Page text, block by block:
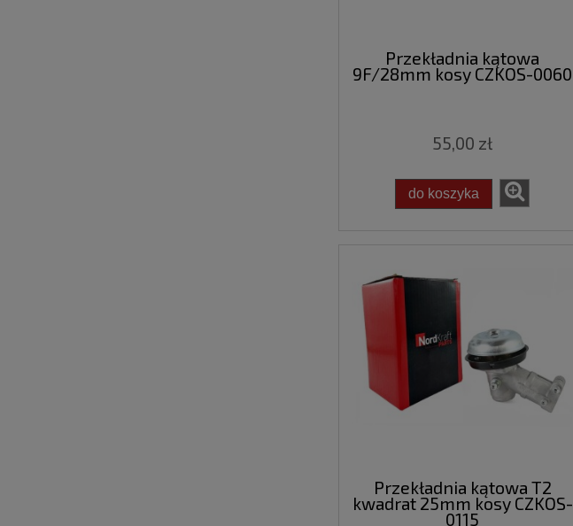
Przekładnia kątowa
9F/28mm kosy CZKOS-0060
55,00 zł
do koszyka
Przekładnia kątowa T2
kwadrat 25mm kosy CZKOS-
0115